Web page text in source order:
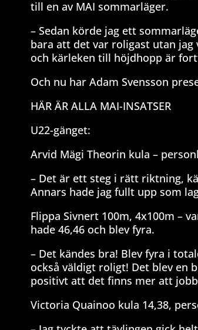
till en av MAI sommarläger.
– Sedan körde jag ett
bara att det var roligast utan jag
och kärleken till höjdhopp är
Och nu har Adam Svensson
HÄR ÄR ALLA MAI-INSATSER
U22-gänget:
Arvid Mägi Theorin kula –
– Det är ett steg i rätt riktning,
Annars hade jag fullt upp som
Flippa Sivnert 100m, 4x100m –
hade 46,46 och blev fyra.
– Det kändes bra! Blev fyra i
också väldigt roligt! Det blev en
positivt att det finns mer att
Victoria Quainoo kula 14,38,